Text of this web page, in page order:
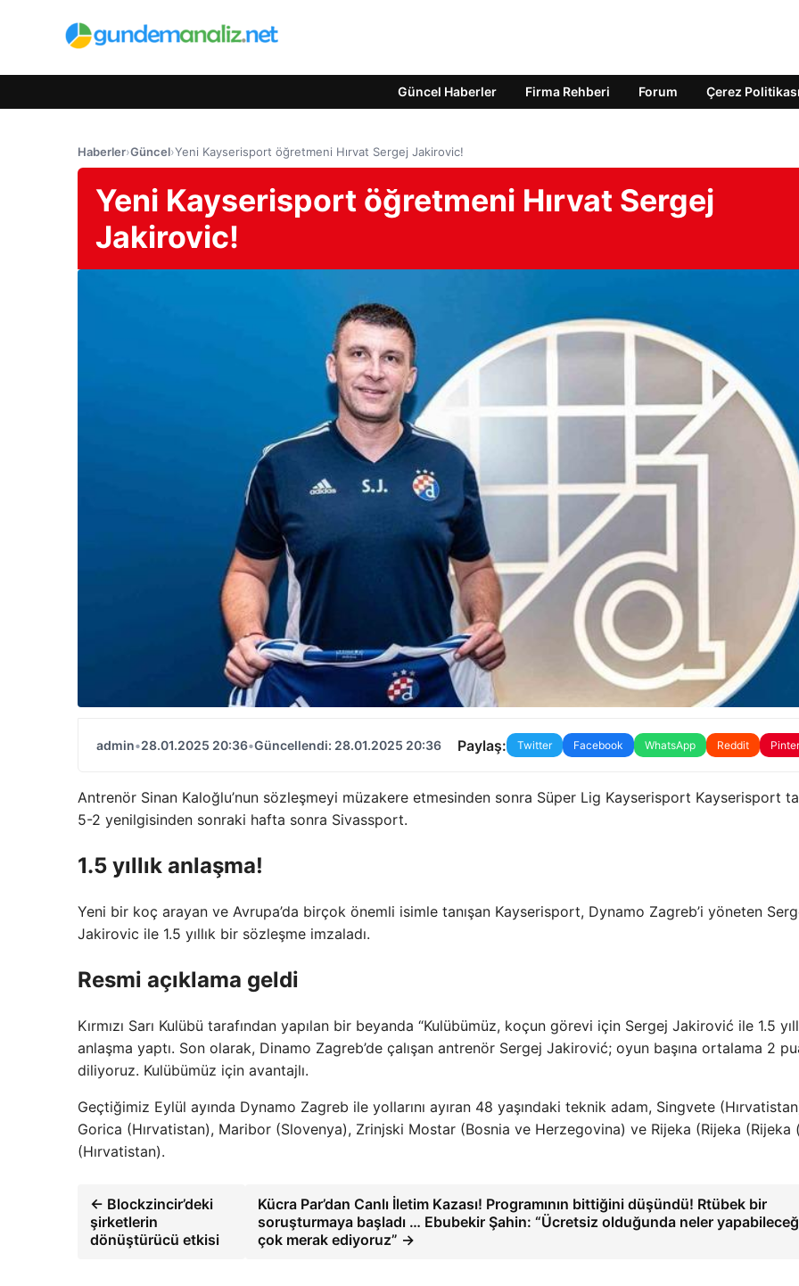
Güncel Haberler Firma Rehberi Forum Çerez Politikası
Haberler›Güncel›Yeni Kayserisport öğretmeni Hırvat Sergej Jakirovic!
Yeni Kayserisport öğretmeni Hırvat Sergej
Jakirovic!
admin•28.01.2025 20:36•Güncellendi: 28.01.2025 20:36 Paylaş: Twitter Facebook WhatsApp Reddit
Antrenör Sinan Kaloğlu’nun sözleşmeyi müzakere etmesinden sonra Süper Lig Kayserisport Kayserisport
5-2 yenilgisinden sonraki hafta sonra Sivassport.
1.5 yıllık anlaşma!
Yeni bir koç arayan ve Avrupa’da birçok önemli isimle tanışan Kayserisport, Dynamo Zagreb’i yöneten
Jakirovic ile 1.5 yıllık bir sözleşme imzaladı.
Resmi açıklama geldi
Kırmızı Sarı Kulübü tarafından yapılan bir beyanda “Kulübümüz, koçun görevi için Sergej Jakirović ile 1.5
anlaşma yaptı. Son olarak, Dinamo Zagreb’de çalışan antrenör Sergej Jakirović; oyun başına ortalama 2
diliyoruz. Kulübümüz için avantajlı.
Geçtiğimiz Eylül ayında Dynamo Zagreb ile yollarını ayıran 48 yaşındaki teknik adam, Singvete
Gorica (Hırvatistan), Maribor (Slovenya), Zrinjski Mostar (Bosnia ve Herzegovina) ve Rijeka (Rijeka (Rijeka (
(Hırvatistan).
← Blockzincir’deki
şirketlerin
dönüştürücü etkisi
Kücra Par’dan Canlı İletim Kazası! Programının bittiğini düşündü! Rtübek bir
soruşturmaya başladı … Ebubekir Şahin: “Ücretsiz olduğunda neler
çok merak ediyoruz” →